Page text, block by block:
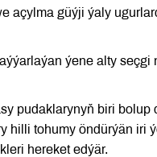
açylma güýji ýaly
ýene alty
pudaklarynyň biri bolup
hilli tohumy öndürýän iri
hereket edýär.